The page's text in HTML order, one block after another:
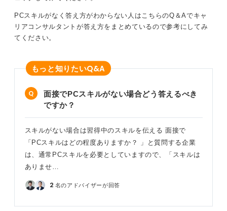
きることを正直かつ具体的に伝えることがポイントとな
ります。
験）なども実務を意識して書くと、実践力が伝わる可能
性が高いです。
自分のスキルがどのように企業で活かせるのかを考
えて記載しよう
記載順は、①オフィス系ソフト、②業務用ソフト、③保
有資格・勉強中のスキルの順に整理すると読みやすく、
採用側もスキルレベルを把握しやすくなります。
大切なのは、資格名を並べるだけでなく、「何ができ
て、どのように役立てられるか」をイメージさせる書き
方です。あなたの強みが仕事にどう活きるかを意識し
PCスキルがなく答え方がわからない人はこちらのQ＆Aでキャ
リアコンサルタントが答え方をまとめているので参考にしてみ
てください。
もっと知りたいQ&A
面接でPCスキルがない場合どう答えるべき
ですか？
スキルがない場合は習得中のスキルを伝える 面接で
「PCスキルはどの程度ありますか？ 」と質問する企業
は、通常PCスキルを必要としていますので、「スキルは
ありませ…
2 名のアドバイザーが回答